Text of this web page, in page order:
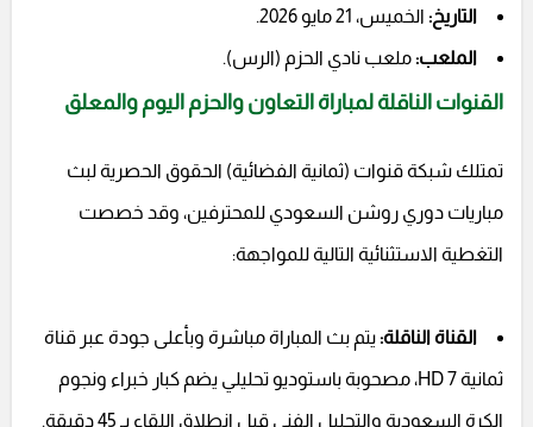
التاريخ: الخميس، 21 مايو 2026.
الملعب:ملعب نادي الحزم (الرس).
القنوات الناقلة لمباراة التعاون والحزم اليوم والمعلق
تمتلك شبكة قنوات (ثمانية الفضائية) الحقوق الحصرية لبث
مباريات دوري روشن السعودي للمحترفين، وقد خصصت
التغطية الاستثنائية التالية للمواجهة:
القناة الناقلة:يتم بث المباراة مباشرة وبأعلى جودة عبر قناة
ثمانية HD 7، مصحوبة باستوديو تحليلي يضم كبار خبراء ونجوم
الكرة السعودية والتحليل الفني قبل انطلاق اللقاء بـ 45 دقيقة.